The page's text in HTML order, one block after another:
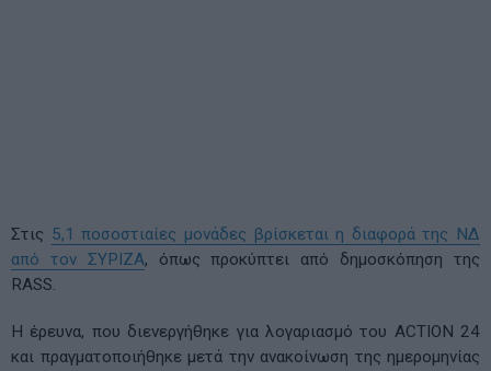
Στις 5,1 ποσοστιαίες μονάδες βρίσκεται η διαφορά της ΝΔ
από τον ΣΥΡΙΖΑ, όπως προκύπτει από δημοσκόπηση της
RASS.
Η έρευνα, που διενεργήθηκε για λογαριασμό του ACTION 24
και πραγματοποιήθηκε μετά την ανακοίνωση της ημερομηνίας